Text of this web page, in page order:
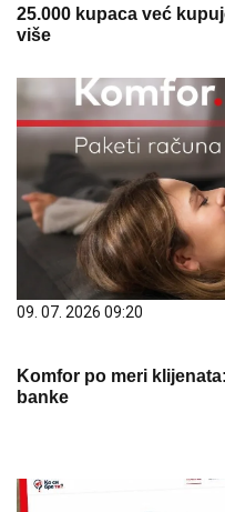
25.000 kupaca već
više
09. 07. 2026 09:20
Komfor po meri
banke